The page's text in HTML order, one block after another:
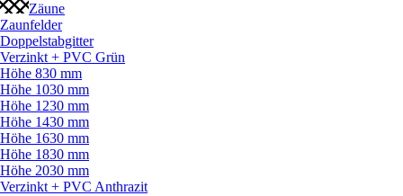
Zäune
Zaunfelder
Doppelstabgitter
Verzinkt + PVC Grün
Höhe 830 mm
Höhe 1030 mm
Höhe 1230 mm
Höhe 1430 mm
Höhe 1630 mm
Höhe 1830 mm
Höhe 2030 mm
Verzinkt + PVC Anthrazit